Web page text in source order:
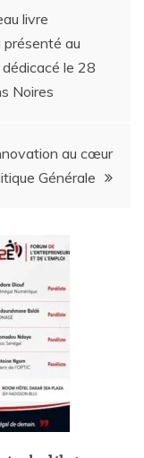
livre
présenté au
le 28
Noires
au cœur
Générale